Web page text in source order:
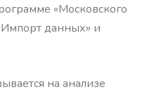
«Московского
данных» и
на анализе